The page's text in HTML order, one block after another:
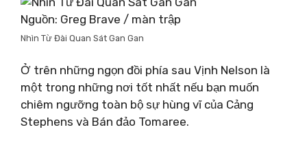
Nguồn: Greg Brave / màn trập
Nhìn Từ Đài Quan Sát Gan Gan
Ở trên những ngọn đồi phía sau Vịnh Nelson là
một trong những nơi tốt nhất nếu bạn muốn
chiêm ngưỡng toàn bộ sự hùng vĩ của Cảng
Stephens và Bán đảo Tomaree.